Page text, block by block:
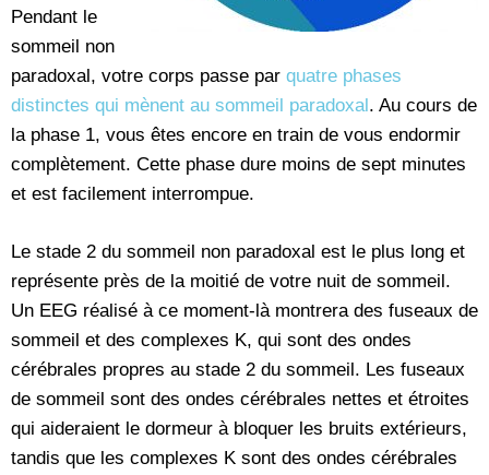
Pendant le
sommeil non
paradoxal, votre corps passe par quatre phases
distinctes qui mènent au sommeil paradoxal. Au cours de
la phase 1, vous êtes encore en train de vous endormir
complètement. Cette phase dure moins de sept minutes
et est facilement interrompue.
Le stade 2 du sommeil non paradoxal est le plus long et
représente près de la moitié de votre nuit de sommeil.
Un EEG réalisé à ce moment-là montrera des fuseaux de
sommeil et des complexes K, qui sont des ondes
cérébrales propres au stade 2 du sommeil. Les fuseaux
de sommeil sont des ondes cérébrales nettes et étroites
qui aideraient le dormeur à bloquer les bruits extérieurs,
tandis que les complexes K sont des ondes cérébrales